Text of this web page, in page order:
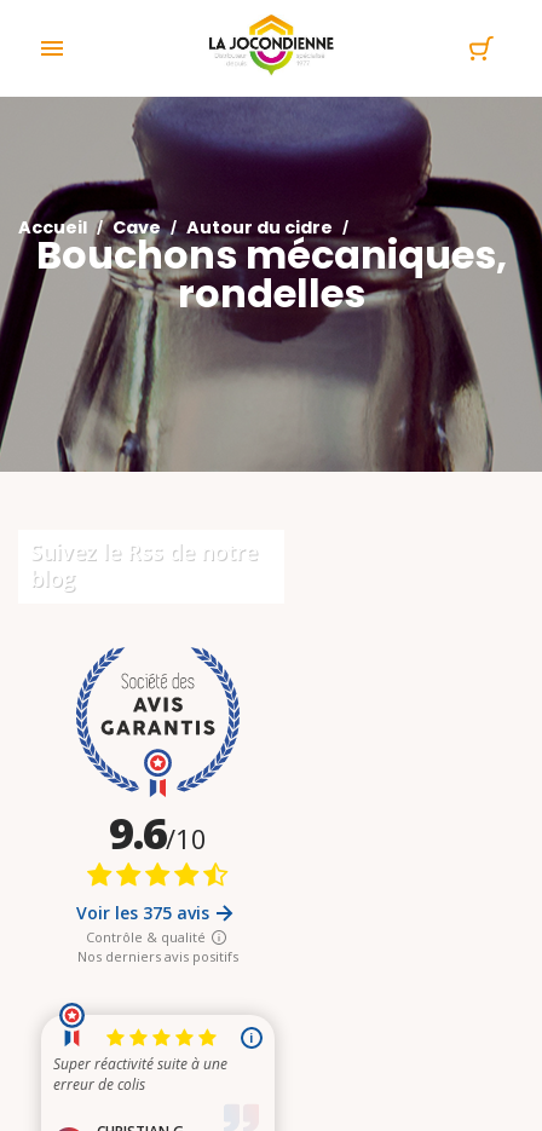

Accueil Cave Autour du cidre
Bouchons mécaniques,
rondelles
Suivez le Rss de notre
blog
Panneau de gestion des cookies